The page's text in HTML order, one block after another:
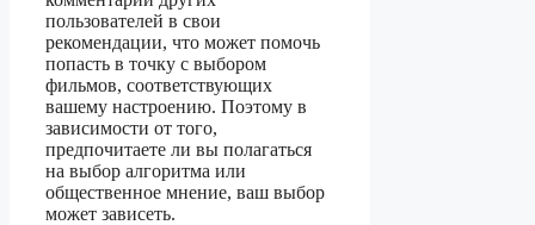
пользователей в свои
рекомендации, что может помочь
попасть в точку с выбором
фильмов, соответствующих
вашему настроению. Поэтому в
зависимости от того,
предпочитаете ли вы полагаться
на выбор алгоритма или
общественное мнение, ваш выбор
может зависеть.